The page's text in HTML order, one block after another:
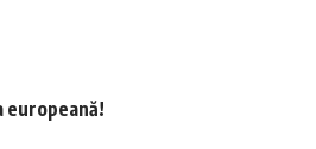
europeană!